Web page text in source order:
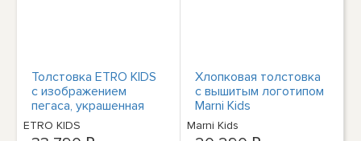
Толстовка ETRO KIDS
с изображением
пегаса, украшенная
цветами
ETRO KIDS
Хлопковая толстовка
с вышитым логотипом
Marni Kids
Marni Kids